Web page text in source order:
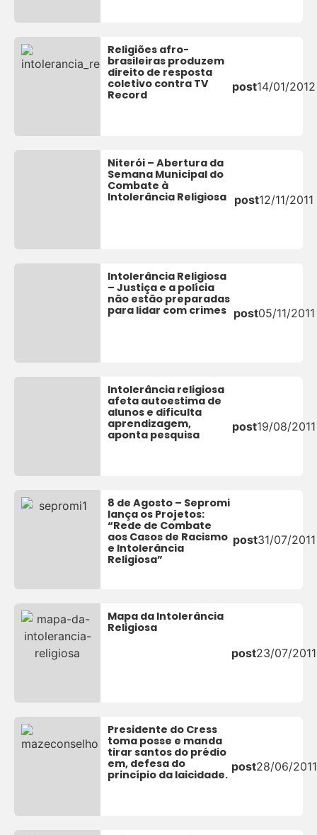
Religiões afro-
brasileiras produzem
direito de resposta
coletivo contra TV
Record
post14/01/2012
Niterói – Abertura da
Semana Municipal do
Combate à
Intolerância Religiosa post12/11/2011
Intolerância Religiosa
– Justiça e a polícia
não estão preparadas
para lidar com crimes post05/11/2011
Intolerância religiosa
afeta autoestima de
alunos e dificulta
aprendizagem,
aponta pesquisa
post19/08/2011
8 de Agosto – Sepromi
lança os Projetos:
“Rede de Combate
aos Casos de Racismo
e Intolerância
Religiosa”
post31/07/2011
Mapa da Intolerância
Religiosa
post23/07/2011
Presidente do Cress
toma posse e manda
tirar santos do prédio
em, defesa do
princípio da laicidade.
post28/06/2011